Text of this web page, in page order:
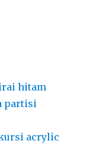
hitam
partisi
acrylic